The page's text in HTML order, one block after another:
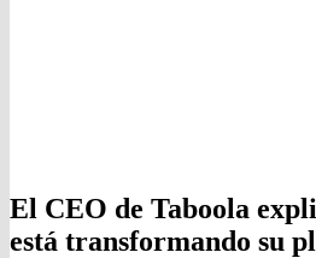
El CEO de Taboola
está transformando su